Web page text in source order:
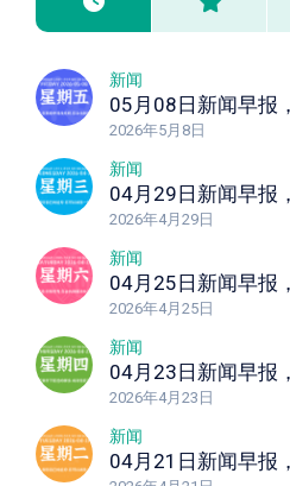
新闻
2026年5月8日
新闻
2026年4月29日
新闻
2026年4月25日
新闻
2026年4月23日
新闻